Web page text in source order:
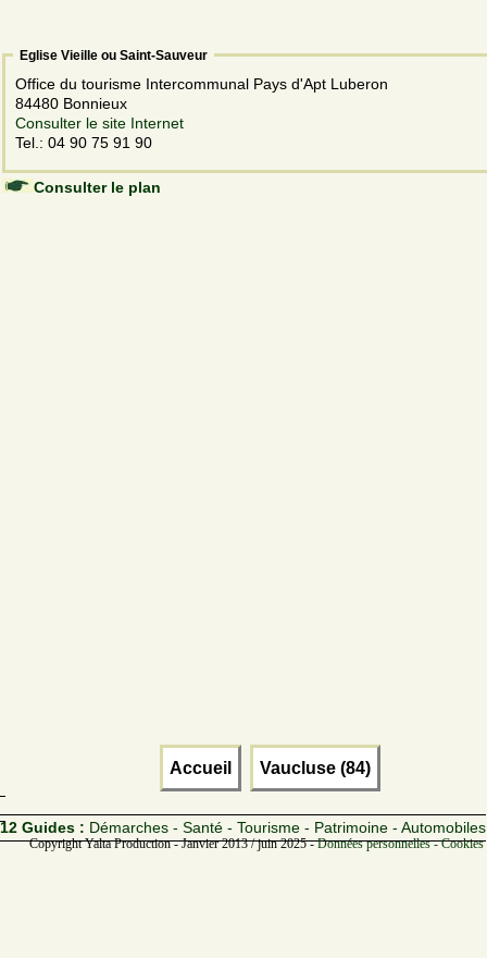
Eglise Vieille ou Saint-Sauveur
Office du tourisme Intercommunal Pays d'Apt Luberon
84480 Bonnieux
Consulter le site Internet
Tel.: 04 90 75 91 90
Consulter le plan
Accueil Vaucluse (84)
12 Guides : Démarches - Santé - Tourisme - Patrimoine - Automobiles
Copyright Yalta Production - Janvier 2013 / juin 2025 -Données personnelles -